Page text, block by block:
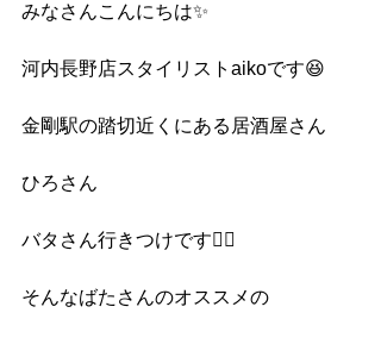
みなさんこんにちは✨
河内長野店スタイリストaikoです😆
金剛駅の踏切近くにある居酒屋さん
ひろさん
バタさん行きつけです🙆‍♀️
そんなばたさんのオススメの